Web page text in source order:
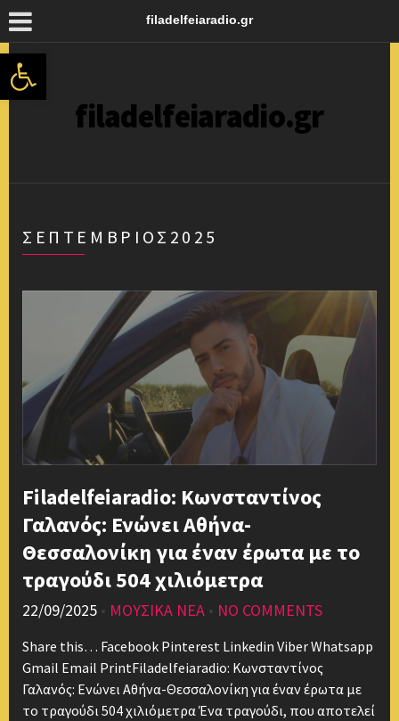
Ανοίξτε τη γραμμή εργαλείων
filadelfeiaradio.gr
filadelfeiaradio.gr
ΣΕΠΤΈΜΒΡΙΟΣ2025
Filadelfeiaradio: Κωνσταντίνος
Γαλανός: Ενώνει Αθήνα-
Θεσσαλονίκη για έναν έρωτα με το
τραγούδι 504 χιλιόμετρα
22/09/2025 • ΜΟΥΣΙΚΑ ΝΕΑ • NO COMMENTS
Share this… Facebook Pinterest Linkedin Viber Whatsapp
Gmail Email PrintFiladelfeiaradio: Κωνσταντίνος
Γαλανός: Ενώνει Αθήνα-Θεσσαλονίκη για έναν έρωτα με
το τραγούδι 504 χιλιόμετρα Ένα τραγούδι, που αποτελεί